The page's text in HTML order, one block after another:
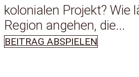
kolonialen Projekt? Wie
Region angehen, die...
BEITRAG ABSPIELEN